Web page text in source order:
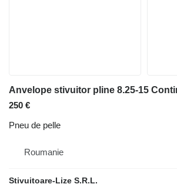
Anvelope stivuitor pline 8.25-15
250 €
Pneu de pelle
Roumanie
Stivuitoare-Lize S.R.L.